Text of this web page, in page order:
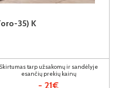
35) K
Skirtumas tarp užsakomų ir sandėlyje
esančių prekių kainų
- 21€